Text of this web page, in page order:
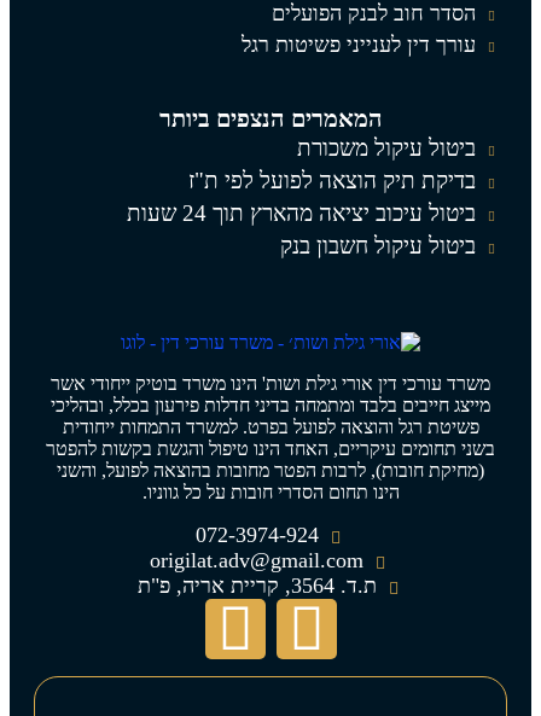
הסדר חוב לבנק הפועלים
עורך דין לענייני פשיטות רגל
המאמרים הנצפים ביותר
ביטול עיקול משכורת
בדיקת תיק הוצאה לפועל לפי ת"ז
ביטול עיכוב יציאה מהארץ תוך 24 שעות
ביטול עיקול חשבון בנק
משרד עורכי דין אורי גילת ושות' הינו משרד בוטיק ייחודי אשר
מייצג חייבים בלבד ומתמחה בדיני חדלות פירעון בכלל, ובהליכי
פשיטת רגל והוצאה לפועל בפרט. למשרד התמחות ייחודית
בשני תחומים עיקריים, האחד הינו טיפול והגשת בקשות להפטר
(מחיקת חובות), לרבות הפטר מחובות בהוצאה לפועל, והשני
הינו תחום הסדרי חובות על כל גווניו.
072-3974-924
origilat.adv@gmail.com
ת.ד. 3564, קריית אריה, פ"ת